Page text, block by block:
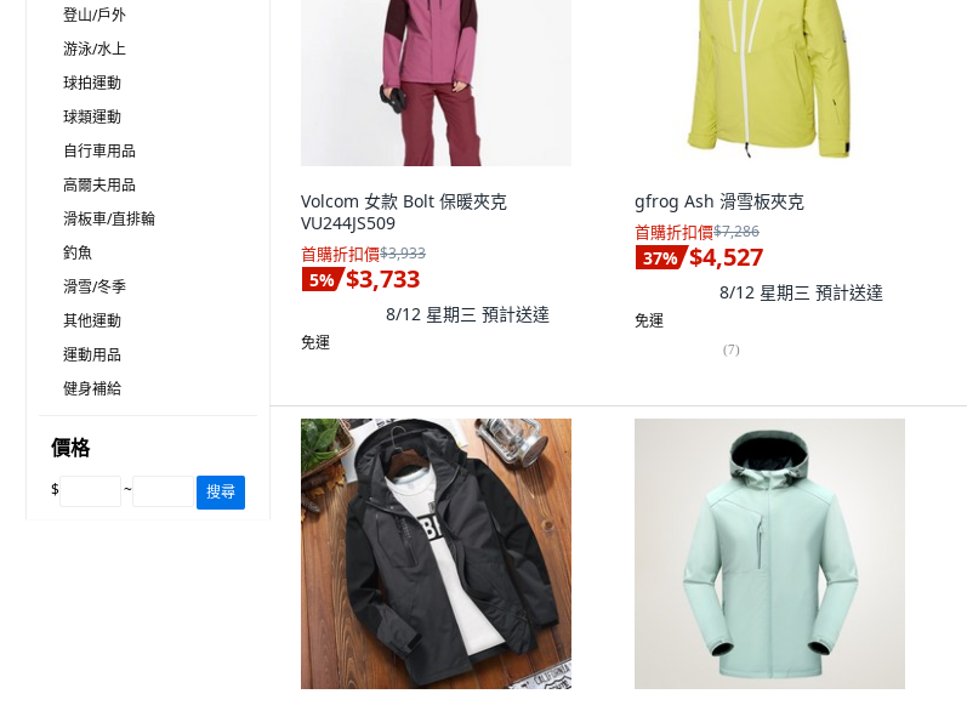
登山/戶外
游泳/水上
球拍運動
球類運動
自行車用品
高爾夫用品
滑板車/直排輪
釣魚
滑雪/冬季
其他運動
運動用品
健身補給
價格
$ ~ 搜尋
Volcom 女款 Bolt 保暖夾克
VU244JS509
首購折扣價$3,933
5% $3,733
8/12 星期三 預計送達
免運
gfrog Ash 滑雪板夾克
首購折扣價$7,286
37% $4,527
8/12 星期三 預計送達
免運
(7)